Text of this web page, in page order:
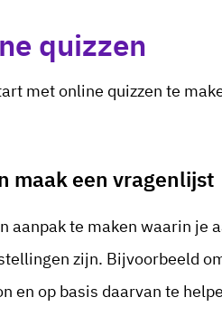
quizzen
met online quizzen te
maak een vragenlijst
aanpak te maken waarin je
zijn. Bijvoorbeeld
en op basis daarvan te